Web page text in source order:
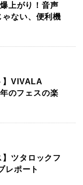
上がり！音声
ない、便利機
】VIVALA
のフェスの楽
】ツタロックフ
レポート